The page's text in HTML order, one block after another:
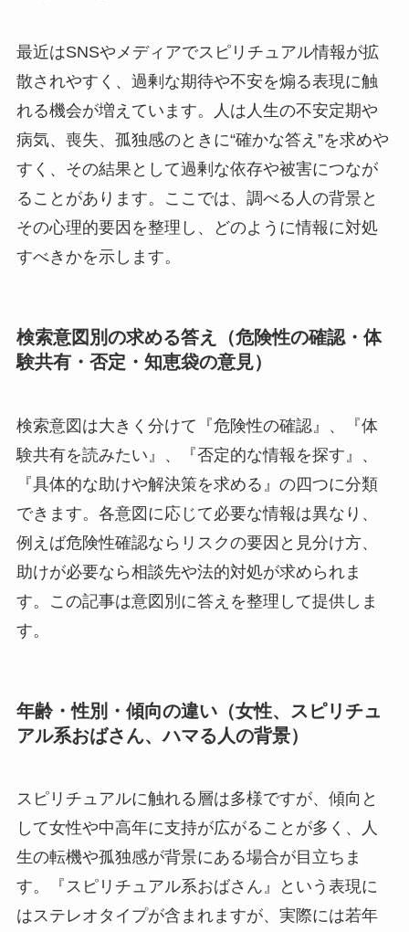
最近はSNSやメディアでスピリチュアル情報が拡
散されやすく、過剰な期待や不安を煽る表現に触
れる機会が増えています。人は人生の不安定期や
病気、喪失、孤独感のときに“確かな答え”を求めや
すく、その結果として過剰な依存や被害につなが
ることがあります。ここでは、調べる人の背景と
その心理的要因を整理し、どのように情報に対処
すべきかを示します。
検索意図別の求める答え（危険性の確認・体
験共有・否定・知恵袋の意見）
検索意図は大きく分けて『危険性の確認』、『体
験共有を読みたい』、『否定的な情報を探す』、
『具体的な助けや解決策を求める』の四つに分類
できます。各意図に応じて必要な情報は異なり、
例えば危険性確認ならリスクの要因と見分け方、
助けが必要なら相談先や法的対処が求められま
す。この記事は意図別に答えを整理して提供しま
す。
年齢・性別・傾向の違い（女性、スピリチュ
アル系おばさん、ハマる人の背景）
スピリチュアルに触れる層は多様ですが、傾向と
して女性や中高年に支持が広がることが多く、人
生の転機や孤独感が背景にある場合が目立ちま
す。『スピリチュアル系おばさん』という表現に
はステレオタイプが含まれますが、実際には若年